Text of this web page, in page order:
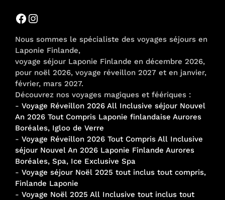
Facebook
Instagram
Nous sommes le spécialiste des voyages séjours en
Laponie Finlande,
voyage séjour Laponie Finlande en décembre 2026,
pour noël 2026, voyage réveillon 2027 et en janvier,
février, mars 2027.
Découvrez nos voyages magiques et féériques :
- Voyage Réveillon 2026 All Inclusive séjour Nouvel
An 2026 Tout Compris Laponie finlandaise Aurores
Boréales, Igloo de Verre
- Voyage Réveillon 2026 Tout Compris All Inclusive
séjour Nouvel An 2026 Laponie Finlande Aurores
Boréales, Spa, Ice Exclusive Spa
- Voyage séjour Noël 2025 tout inclus tout compris,
Finlande Laponie
- Voyage Noël 2025 All Inclusive tout inclus tout